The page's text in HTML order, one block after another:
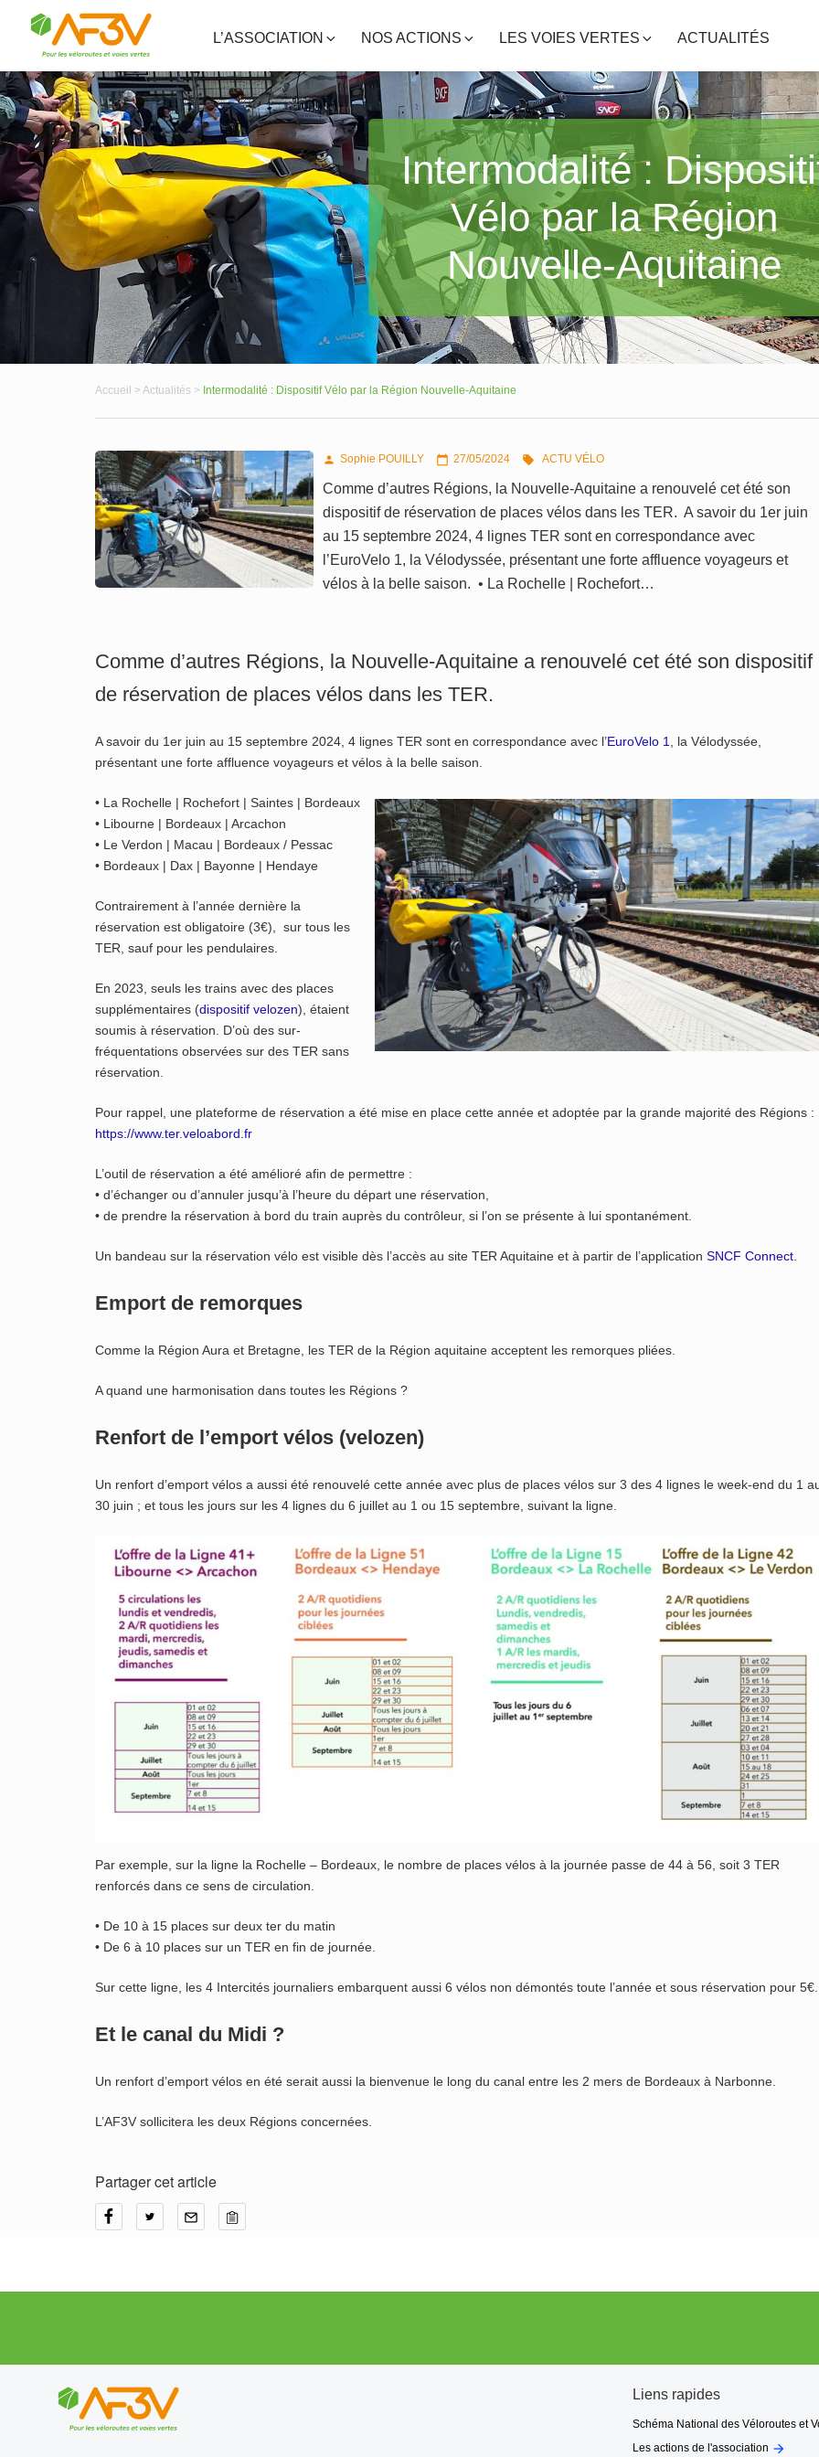
L’ASSOCIATION NOS ACTIONS LES VOIES VERTES ACTUALITÉS
Intermodalité :
Vélo par la Région
Nouvelle-Aquitaine
Accueil > Actualités > Intermodalité : Dispositif Vélo par la Région Nouvelle-Aquitaine
 Sophie POUILLY  27/05/2024  ACTU VÉLO
Comme d’autres Régions, la Nouvelle-Aquitaine a renouvelé cet été son
dispositif de réservation de places vélos dans les TER. A savoir du 1er juin
au 15 septembre 2024, 4 lignes TER sont en correspondance avec
l’EuroVelo 1, la Vélodyssée, présentant une forte affluence voyageurs et
vélos à la belle saison. • La Rochelle | Rochefort…
Comme d’autres Régions, la Nouvelle-Aquitaine a renouvelé cet été son dispositif
de réservation de places vélos dans les TER.
A savoir du 1er juin au 15 septembre 2024, 4 lignes TER sont en correspondance avec l’EuroVelo 1
, la Vélodyssée,
présentant une forte affluence voyageurs et vélos à la belle saison.
• La Rochelle | Rochefort | Saintes | Bordeaux
• Libourne | Bordeaux | Arcachon
• Le Verdon | Macau | Bordeaux / Pessac
• Bordeaux | Dax | Bayonne | Hendaye
Contrairement à l’année dernière la
réservation est obligatoire (3€), sur tous les
TER, sauf pour les pendulaires.
En 2023, seuls les trains avec des places
supplémentaires (dispositif velozen), étaient
soumis à réservation. D’où des sur-
fréquentations observées sur des TER sans
réservation.
Pour rappel, une plateforme de réservation a été mise en place cette année et adoptée par la grande majorité des Régions :
https://www.ter.veloabord.fr
L’outil de réservation a été amélioré afin de permettre :
• d’échanger ou d’annuler jusqu’à l’heure du départ une réservation,
• de prendre la réservation à bord du train auprès du contrôleur, si l’on se présente à lui spontanément.
Un bandeau sur la réservation vélo est visible dès l’accès au site TER Aquitaine et à partir de l’application SNCF Connect
Emport de remorques
Comme la Région Aura et Bretagne, les TER de la Région aquitaine acceptent les remorques pliées.
A quand une harmonisation dans toutes les Régions ?
Renfort de l’emport vélos (velozen)
Un renfort d’emport vélos a aussi été renouvelé cette année avec plus de places vélos sur 3 des 4 lignes le week-end du 1
30 juin ; et tous les jours sur les 4 lignes du 6 juillet au 1 ou 15 septembre, suivant la ligne.
Par exemple, sur la ligne la Rochelle – Bordeaux, le nombre de places vélos à la journée passe de 44 à 56, soit 3 TER
renforcés dans ce sens de circulation.
• De 10 à 15 places sur deux ter du matin
• De 6 à 10 places sur un TER en fin de journée.
Sur cette ligne, les 4 Intercités journaliers embarquent aussi 6 vélos non démontés toute l’année et sous réservation pour 5€.
Et le canal du Midi ?
Un renfort d’emport vélos en été serait aussi la bienvenue le long du canal entre les 2 mers de Bordeaux à Narbonne.
L’AF3V sollicitera les deux Régions concernées.
Partager cet article
Liens rapides
Schéma National des Véloroutes et
Les actions de l'association 